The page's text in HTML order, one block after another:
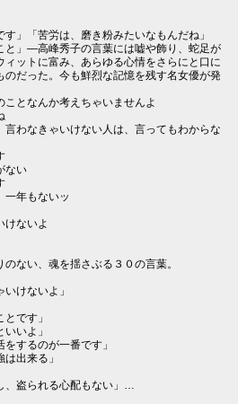
す」「苦労は、磨き粉みたいなもんだね」
と」―高峰秀子の言葉には嘘や飾り、蛇足が
ットに富み、あらゆる心情をさらにと口に
のだった。今も鮮烈な記憶を残す名女優が発
ことなんか考えちゃいませんよ
わなきゃいけない人は、言ってもわからな
ない
一年もないッ
けないよ
ない、魂を揺さぶる３０の言葉。
けないよ」
です」
いよ」
するのが一番です」
出来る」
、盗られる心配もない」…